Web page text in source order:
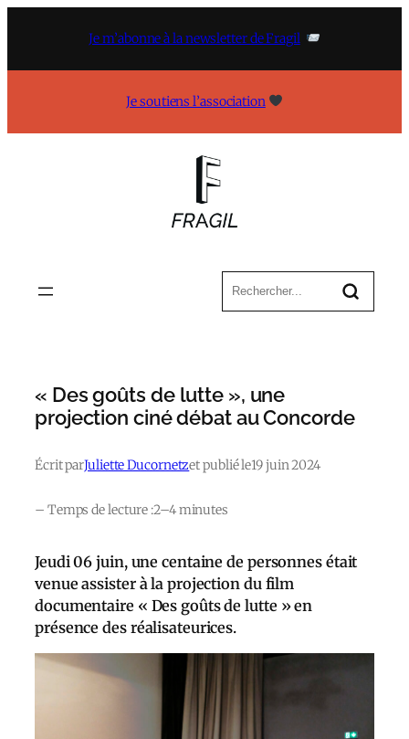
Je m’abonne à la newsletter de Fragil
Je soutiens l’association
« Des goûts de lutte », une
projection ciné débat au Concorde
Écrit parJuliette Ducornetzet publié le19 juin 2024
– Temps de lecture :2–4 minutes
Jeudi 06 juin, une centaine de personnes était
venue assister à la projection du film
documentaire « Des goûts de lutte » en
présence des réalisateurices.